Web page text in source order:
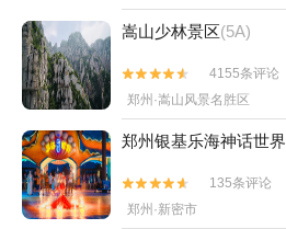
嵩山少林景区(5A)


4155条评论
郑州·嵩山风景名胜区
郑州银基乐海神话世界


135条评论
郑州·新密市